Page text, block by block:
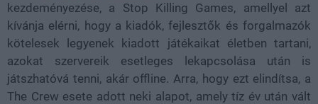
kezdeményezése, a Stop Killing Games, amellyel azt
kívánja elérni, hogy a kiadók, fejlesztők és forgalmazók
kötelesek legyenek kiadott játékaikat életben tartani,
azokat szervereik esetleges lekapcsolása után is
játszhatóvá tenni, akár offline. Arra, hogy ezt elindítsa, a
The Crew esete adott neki alapot, amely tíz év után vált